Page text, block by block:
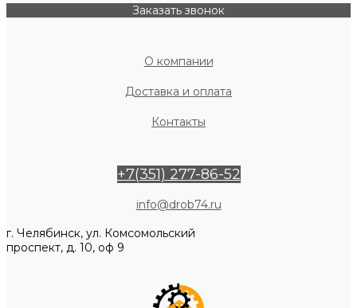
Заказать звонок
О компании
Доставка и оплата
Контакты
+7(351) 277-86-52
info@drob74.ru
г. Челябинск, ул. Комсомольский
проспект, д. 10, оф 9